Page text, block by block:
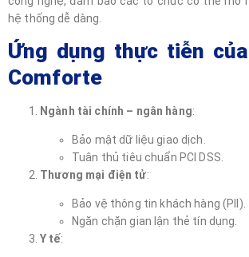
hệ thống dễ dàng.
Ứng dụng thực tiễn
Comforte
Ngành tài chính – ngân hàng:
Bảo mật dữ liệu giao dịch.
Tuân thủ tiêu chuẩn PCI DSS.
Thương mại điện tử:
Bảo vệ thông tin khách hàng (PII).
Ngăn chặn gian lận thẻ tín dụng.
Y tế: